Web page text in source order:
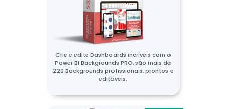
Crie e edite Dashboards incríveis com o
Power BI Backgrounds PRO, são mais de
220 Backgrounds profissionais, prontos e
editáveis.